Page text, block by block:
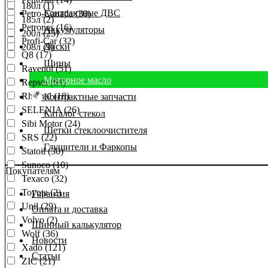
Petro-Canada (30)
Petronas (16)
Profi-Car (32)
Q8 (17)
Ravenol (51)
Repsol (64)
Rheinol (18)
SELENIA (26)
Sibi Motor (24)
SRS (22)
Statoil (30)
Sunoco (10)
Texaco (32)
Toyota (2)
Unil (29)
Volvo (2)
Wolf (36)
Xado (121)
ZIC (21)
180л (1)
185л (2)
200л (25)
208л (9)
Контрактные ДВС
Аккумуляторы
Диски
Шины
Моторное масло
Контрактные запчасти
Каталог стекол
Щетки стеклоочистителя
Глушители и Фаркопы
Покупателям
Гарантия
Оплата и доставка
Шинный калькулятор
Новости
Статьи